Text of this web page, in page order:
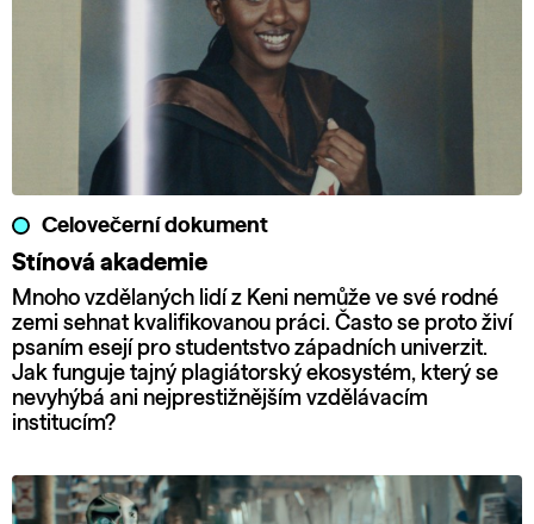
Celovečerní dokument
Stínová akademie
Mnoho vzdělaných lidí z Keni nemůže ve své rodné
zemi sehnat kvalifikovanou práci. Často se proto živí
psaním esejí pro studentstvo západních univerzit.
Jak funguje tajný plagiátorský ekosystém, který se
nevyhýbá ani nejprestižnějším vzdělávacím
institucím?